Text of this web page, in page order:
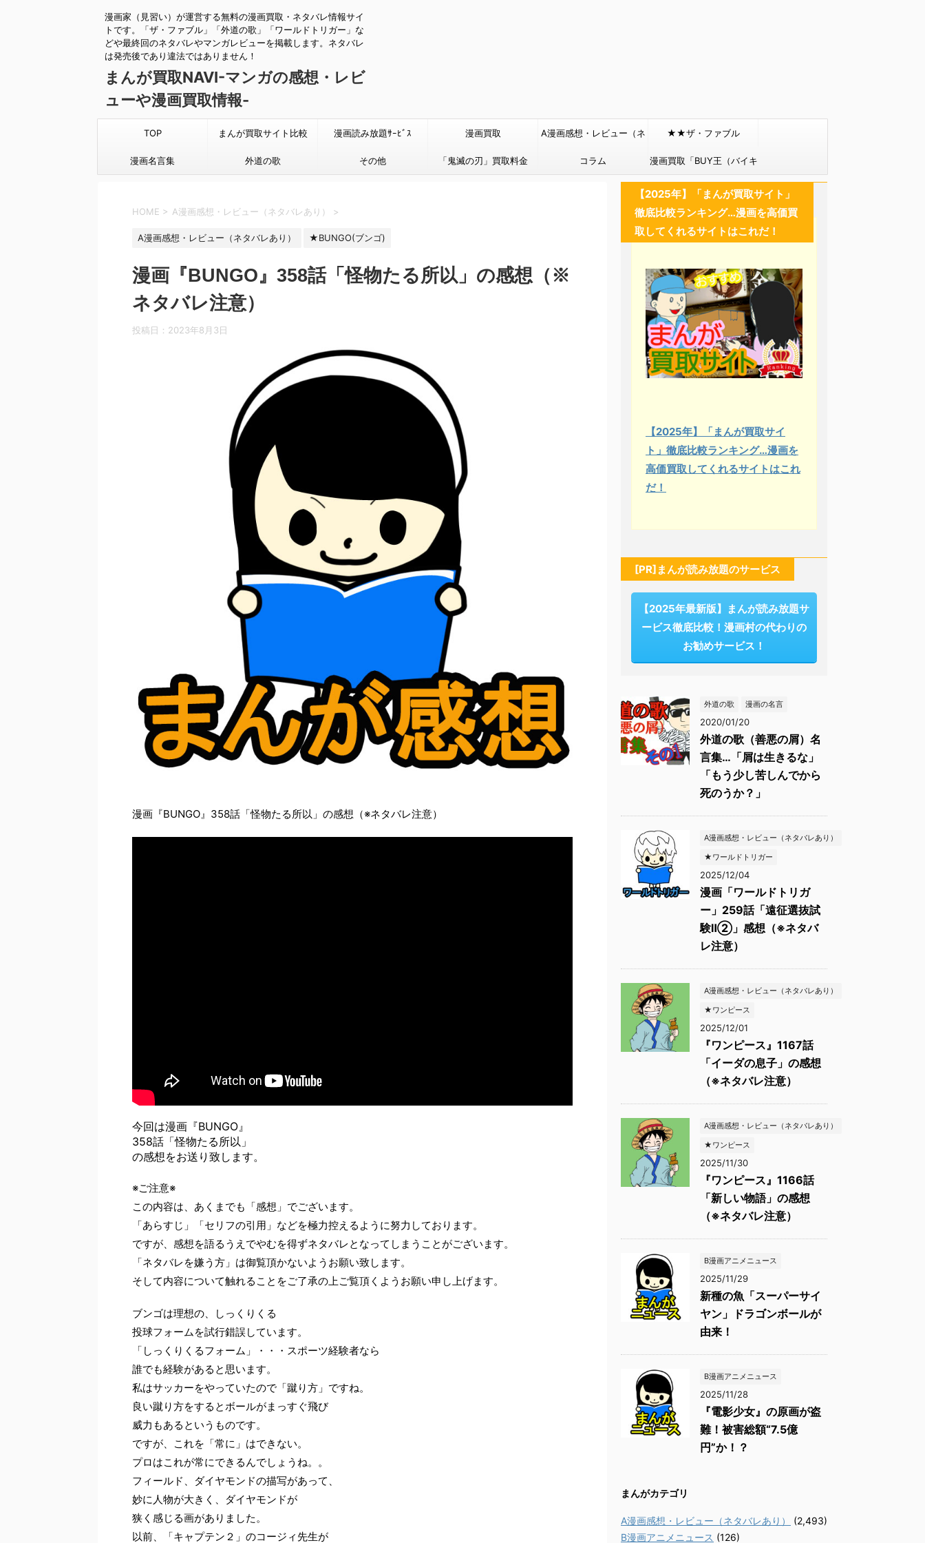
漫画家（見習い）が運営する無料の漫画買取・ネタバレ情報サイ
トです。「ザ・ファブル」「外道の歌」「ワールドトリガー」な
どや最終回のネタバレやマンガレビューを掲載します。ネタバレ
は発売後であり違法ではありません！
まんが買取NAVI-マンガの感想・レビ
ューや漫画買取情報-
TOP まんが買取サイト比較 漫画読み放題ｻｰﾋﾞｽ 漫画買取 A漫画感想・レビュー（ネ
タバレあり）
★★ザ・ファブル
漫画名言集 外道の歌 その他 「鬼滅の刃」買取料金 コラム 漫画買取「BUY王（バイキ
ング）」
HOME > A漫画感想・レビュー（ネタバレあり） >
A漫画感想・レビュー（ネタバレあり） ★BUNGO(ブンゴ)
漫画『BUNGO』358話「怪物たる所以」の感想（※
ネタバレ注意）
投稿日： 2023年8月3日
漫画『BUNGO』358話「怪物たる所以」の感想（※ネタバレ注意）
今回は漫画『BUNGO』
358話「怪物たる所以」
の感想をお送り致します。
※ご注意※
この内容は、あくまでも「感想」でございます。
「あらすじ」「セリフの引用」などを極力控えるように努力しております。
ですが、感想を語るうえでやむを得ずネタバレとなってしまうことがございます。
「ネタバレを嫌う方」は御覧頂かないようお願い致します。
そして内容について触れることをご了承の上ご覧頂くようお願い申し上げます。
ブンゴは理想の、しっくりくる
投球フォームを試行錯誤しています。
「しっくりくるフォーム」・・・スポーツ経験者なら
誰でも経験があると思います。
私はサッカーをやっていたので「蹴り方」ですね。
良い蹴り方をするとボールがまっすぐ飛び
威力もあるというものです。
ですが、これを「常に」はできない。
プロはこれが常にできるんでしょうね。。
フィールド、ダイヤモンドの描写があって、
妙に人物が大きく、ダイヤモンドが
狭く感じる画がありました。
以前、「キャプテン２」のコージィ先生が
【2025年】「まんが買取サイト」
徹底比較ランキング…漫画を高価買
取してくれるサイトはこれだ！
【2025年】「まんが買取サイ
ト」徹底比較ランキング…漫画を
高価買取してくれるサイトはこれ
だ！
[PR]まんが読み放題のサービス
【2025年最新版】まんが読み放題サ
ービス徹底比較！漫画村の代わりの
お勧めサービス！
外道の歌 漫画の名言
2020/01/20
外道の歌（善悪の屑）名
言集…「屑は生きるな」
「もう少し苦しんでから
死のうか？」
A漫画感想・レビュー（ネタバレあり）
★ワールドトリガー
2025/12/04
漫画「ワールドトリガ
ー」259話「遠征選抜試
験Ⅱ②」感想（※ネタバ
レ注意）
A漫画感想・レビュー（ネタバレあり）
★ワンピース
2025/12/01
『ワンピース』1167話
「イーダの息子」の感想
（※ネタバレ注意）
A漫画感想・レビュー（ネタバレあり）
★ワンピース
2025/11/30
『ワンピース』1166話
「新しい物語」の感想
（※ネタバレ注意）
B漫画アニメニュース
2025/11/29
新種の魚「スーパーサイ
ヤン」ドラゴンボールが
由来！
B漫画アニメニュース
2025/11/28
『電影少女』の原画が盗
難！被害総額“7.5億
円”か！？
まんがカテゴリ
A漫画感想・レビュー（ネタバレあり）
(2,493)
B漫画アニメニュース (126)